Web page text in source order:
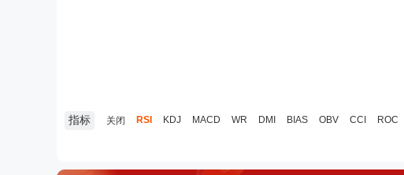
指标 关闭 RSI KDJ MACD WR DMI BIAS OBV CCI ROC